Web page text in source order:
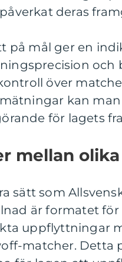
deras
på mål ger en
och
över
kan
för lagets
mellan
sätt som
är formatet
uppflyttningar
matcher. Detta